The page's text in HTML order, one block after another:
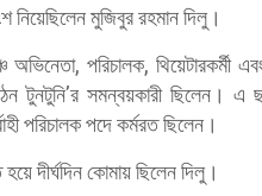
নিয়েছিলেন মুজিবুর রহমান দিলু।
পরিচালক, থিয়েটারকর্মী
টুনটুনি’র সমন্বয়কারী ছিলেন। এ
পরিচালক পদে কর্মরত ছিলেন।
দীর্ঘদিন কোমায় ছিলেন দিলু।